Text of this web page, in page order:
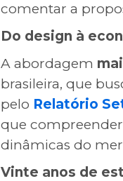
comentar a
Do design à
A abordagem
brasileira, que
pelo Relatório
que compreender
dinâmicas do
Vinte anos de